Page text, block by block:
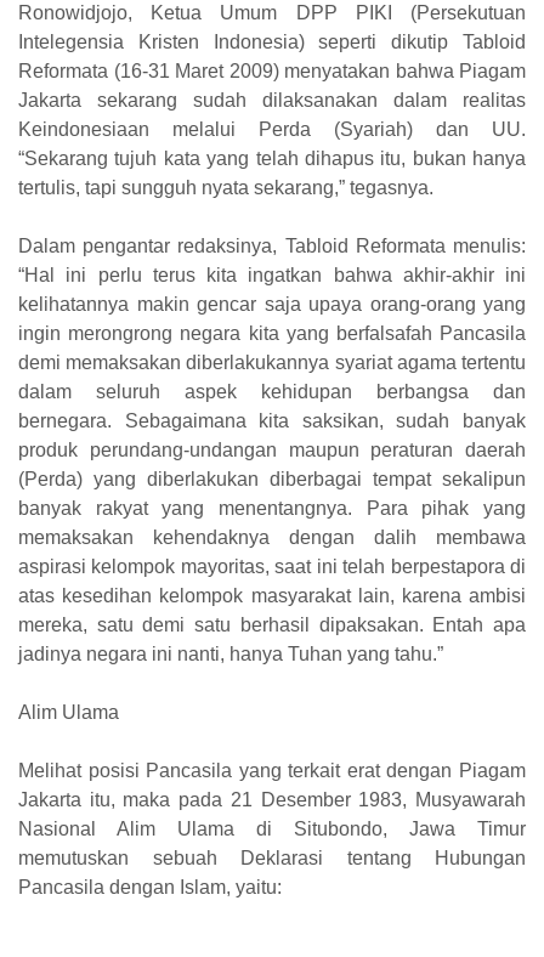
Ronowidjojo, Ketua Umum DPP PIKI (Persekutuan
Intelegensia Kristen Indonesia) seperti dikutip Tabloid
Reformata (16-31 Maret 2009) menyatakan bahwa Piagam
Jakarta sekarang sudah dilaksanakan dalam realitas
Keindonesiaan melalui Perda (Syariah) dan UU.
“Sekarang tujuh kata yang telah dihapus itu, bukan hanya
tertulis, tapi sungguh nyata sekarang,” tegasnya.
Dalam pengantar redaksinya, Tabloid Reformata menulis:
“Hal ini perlu terus kita ingatkan bahwa akhir-akhir ini
kelihatannya makin gencar saja upaya orang-orang yang
ingin merongrong negara kita yang berfalsafah Pancasila
demi memaksakan diberlakukannya syariat agama tertentu
dalam seluruh aspek kehidupan berbangsa dan
bernegara. Sebagaimana kita saksikan, sudah banyak
produk perundang-undangan maupun peraturan daerah
(Perda) yang diberlakukan diberbagai tempat sekalipun
banyak rakyat yang menentangnya. Para pihak yang
memaksakan kehendaknya dengan dalih membawa
aspirasi kelompok mayoritas, saat ini telah berpestapora di
atas kesedihan kelompok masyarakat lain, karena ambisi
mereka, satu demi satu berhasil dipaksakan. Entah apa
jadinya negara ini nanti, hanya Tuhan yang tahu.”
Alim Ulama
Melihat posisi Pancasila yang terkait erat dengan Piagam
Jakarta itu, maka pada 21 Desember 1983, Musyawarah
Nasional Alim Ulama di Situbondo, Jawa Timur
memutuskan sebuah Deklarasi tentang Hubungan
Pancasila dengan Islam, yaitu: